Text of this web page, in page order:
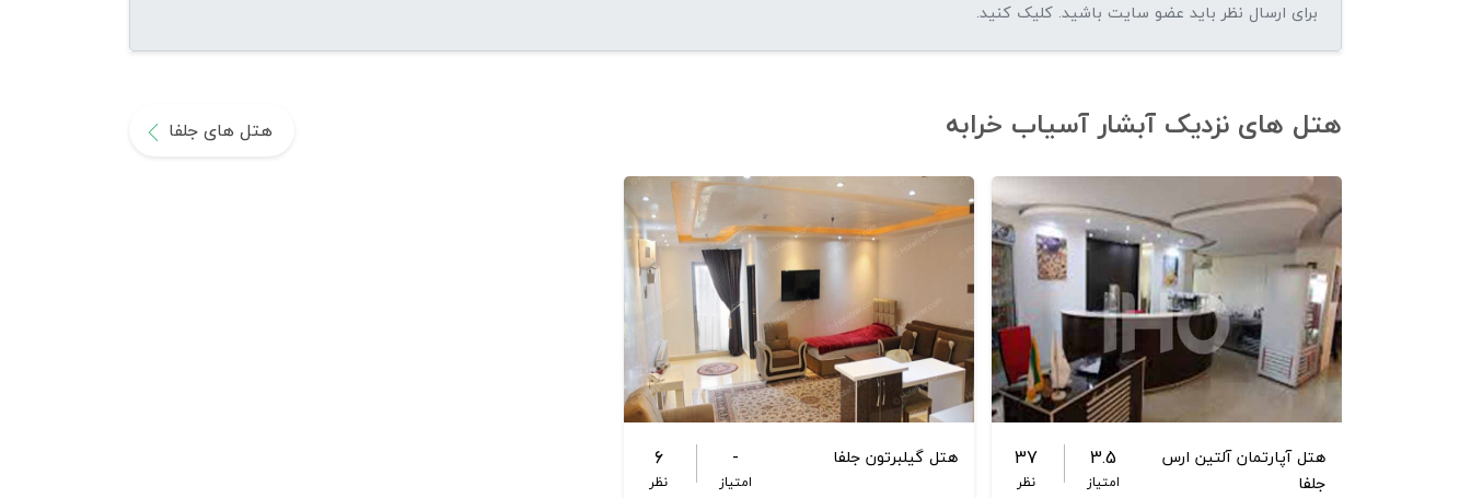
هتل های نزدیک آبشار آسیاب خرابه هتل های جلفا
هتل آپارتمان آلتین ارس
جلفا
3.5
امتیاز
37
نظر
هتل گیلبرتون جلفا -
امتیاز
6
نظر